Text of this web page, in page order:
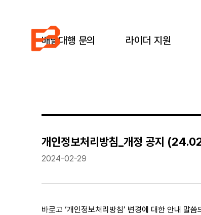
배달대행 문의 라이더 지원
공시 상세 페이지
개인정보처리방침_개정 공지
2024-02-29
바로고 ‘개인정보처리방침’ 변경에 대한 안내 말씀